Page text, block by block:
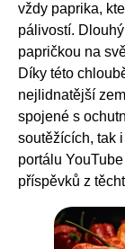
vždy paprika,
pálivostí.
papričkou na
Díky této
nejlidnatější
spojené s
soutěžících, tak
portálu
příspěvků z